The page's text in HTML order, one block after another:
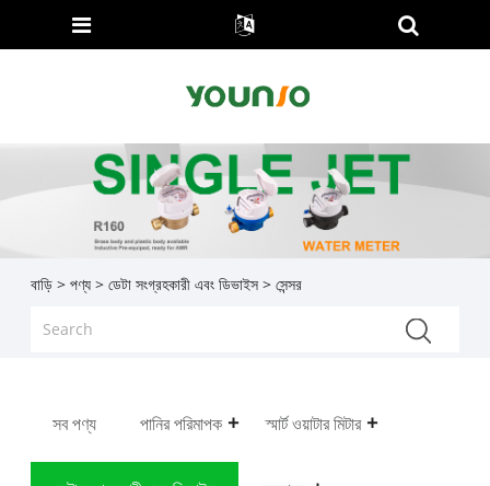
বাড়ি > পণ্য> ডেটা সংগ্রহকারী এবং ডিভাইস> সেন্সর
সব পণ্য পানির পরিমাপক স্মার্ট ওয়াটার মিটার